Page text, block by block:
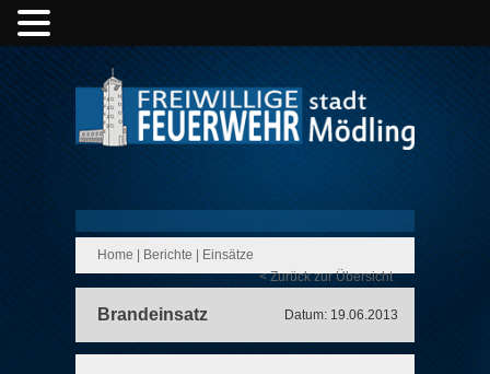
Home Berichte
Einsätze
< Zurück zur Übersicht
Brandeinsatz Datum: 19.06.2013